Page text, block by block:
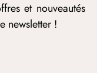
et nouveautés
newsletter !